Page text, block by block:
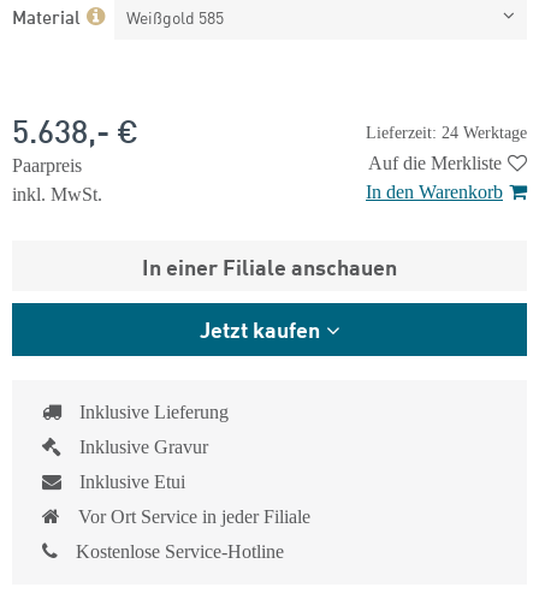
Material Weißgold 585
Lieferzeit: 24 Werktage
5.638,- €
Paarpreis
inkl. MwSt.
Auf die Merkliste
In den Warenkorb
In einer Filiale anschauen
Jetzt kaufen
Inklusive Lieferung
Inklusive Gravur
Inklusive Etui
Vor Ort Service in jeder Filiale
Kostenlose Service-Hotline